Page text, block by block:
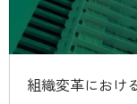
組織変革におけ